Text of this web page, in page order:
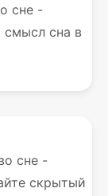
сне -
смысл сна в
сне -
скрытый